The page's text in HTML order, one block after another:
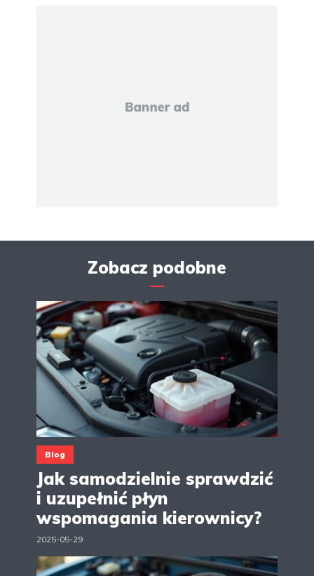
Zobacz podobne
Blog
Jak samodzielnie sprawdzić
i uzupełnić płyn
wspomagania kierownicy?
2025-05-29